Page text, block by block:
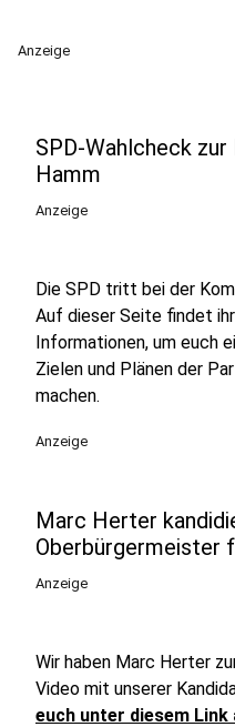
Anzeige
SPD-Wahlcheck
Hamm
Anzeige
Die SPD tritt bei der
Auf dieser Seite findet
Informationen, um euch
Zielen und Plänen der
machen.
Anzeige
Marc Herter
Oberbürgermeister
Anzeige
Wir haben Marc Herter
Video mit unserer
euch unter diesem Link